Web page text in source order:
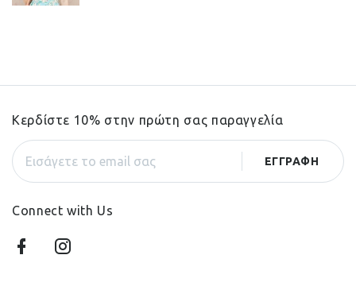
Κερδίστε 10% στην πρώτη σας παραγγελία
Connect with Us